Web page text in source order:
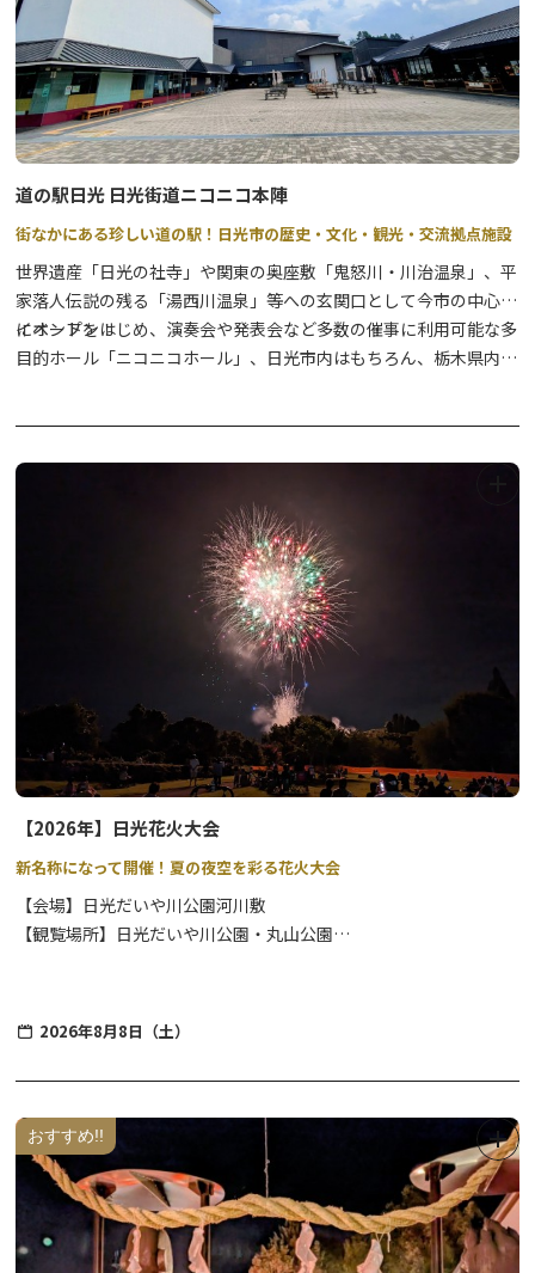
道の駅日光 日光街道ニコニコ本陣
街なかにある珍しい道の駅！日光市の歴史・文化・観光・交流拠点施設
世界遺産「日光の社寺」や関東の奥座敷「鬼怒川・川治温泉」、平
家落人伝説の残る「湯西川温泉」等への玄関口として今市の中心部
にオープン！
イベントをはじめ、演奏会や発表会など多数の催事に利用可能な多
目的ホール「ニコニコホール」、日光市内はもちろん、栃木県内の
です。
観光案内はお任せ！道の駅日光観光情報館（日光市観光協会本部・
今市支部事務所）と、コンビニエンスストアもぜひお立ち寄りくだ
★2026年4月から、新施設として「交流館」が無料利用できます。
館内にはフリースペースの他、授乳室が利用いただけますので、こ
ちらもお気軽にお入りください。
【2026年】日光花火大会
新名称になって開催！夏の夜空を彩る花火大会
【会場】日光だいや川公園河川敷
【観覧場所】日光だいや川公園・丸山公園
かな河川敷なのでロケーションも最高です。レジャーシートやイス
露店の出店もあり！夏の風物詩をぜひお楽しみ下さい。
【車でお越しの皆様へ】
大谷橋付近河川敷駐車場・日光市七里地内河川敷駐車場・今市小学
校・今市第二小学校を一般駐車場としてご利用下さい。
2026年8月8日（土）
おすすめ!!